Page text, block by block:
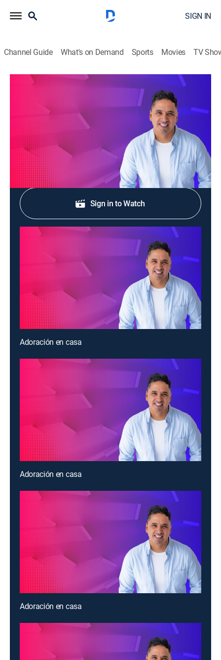
SIGN IN
Channel Guide What's on Demand Sports Movies TV
2026
Videos de alabanza y adoración.
Shop DIRECTV
Sign in to Watch
Adoración en casa
Adoración en casa
Adoración en casa